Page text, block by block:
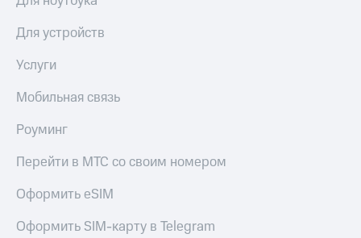
Для устройств
Услуги
Мобильная связь
Роуминг
Перейти в МТС со своим номером
Оформить eSIM
Оформить SIM-карту в Telegram